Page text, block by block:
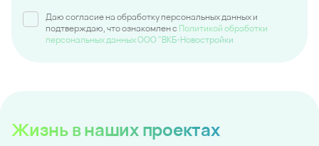
Даю согласие на обработку персональных данных и
подтверждаю, что ознакомлен c Политикой обработки
персональных данных ООО "ВКБ-Новостройки
Жизньв наших проектах